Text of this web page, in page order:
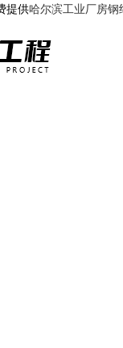
提供哈尔滨工业厂房钢